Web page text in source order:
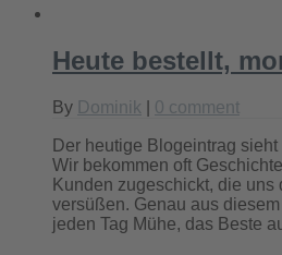
Heute bestellt,
By Dominik 0 comment
Der heutige Blogeintrag
Wir bekommen oft
Kunden zugeschickt, die uns
versüßen. Genau aus
jeden Tag Mühe, das Beste